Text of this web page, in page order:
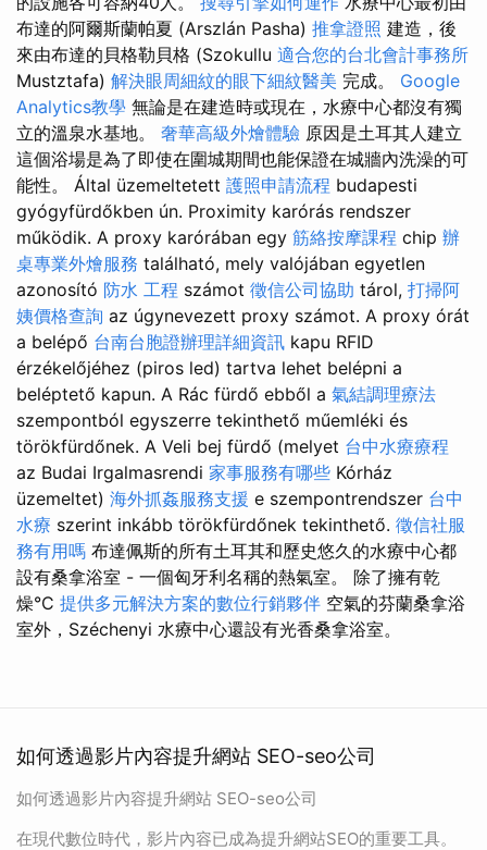
布達的阿爾斯蘭帕夏 (Arszlán Pasha) 推拿證照 建造，後
來由布達的貝格勒貝格 (Szokullu 適合您的台北會計事務所
Mustztafa) 解決眼周細紋的眼下細紋醫美 完成。 Google
Analytics教學 無論是在建造時或現在，水療中心都沒有獨
立的溫泉水基地。 奢華高級外燴體驗 原因是土耳其人建立
這個浴場是為了即使在圍城期間也能保證在城牆內洗澡的可
能性。 Által üzemeltetett 護照申請流程 budapesti
gyógyfürdőkben ún. Proximity karórás rendszer
működik. A proxy karórában egy 筋絡按摩課程 chip 辦
桌專業外燴服務 található, mely valójában egyetlen
azonosító 防水 工程 számot 徵信公司協助 tárol, 打掃阿
姨價格查詢 az úgynevezett proxy számot. A proxy órát
a belépő 台南台胞證辦理詳細資訊 kapu RFID
érzékelőjéhez (piros led) tartva lehet belépni a
beléptető kapun. A Rác fürdő ebből a 氣結調理療法
szempontból egyszerre tekinthető műemléki és
törökfürdőnek. A Veli bej fürdő (melyet 台中水療療程
az Budai Irgalmasrendi 家事服務有哪些 Kórház
üzemeltet) 海外抓姦服務支援 e szempontrendszer 台中
水療 szerint inkább törökfürdőnek tekinthető. 徵信社服
務有用嗎 布達佩斯的所有土耳其和歷史悠久的水療中心都
設有桑拿浴室 - 一個匈牙利名稱的熱氣室。 除了擁有乾
燥°C 提供多元解決方案的數位行銷夥伴 空氣的芬蘭桑拿浴
室外，Széchenyi 水療中心還設有光香桑拿浴室。
如何透過影片內容提升網站 SEO-seo公司
如何透過影片內容提升網站 SEO-seo公司
在現代數位時代，影片內容已成為提升網站SEO的重要工具。